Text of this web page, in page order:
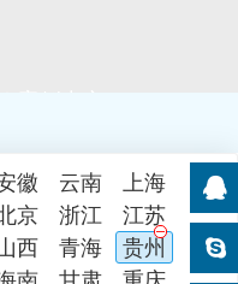
徽 云南
上海
京 浙江
江苏
西 青海
贵州